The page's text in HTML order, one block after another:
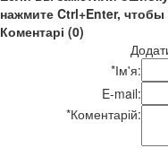
нажмите Ctrl+Enter,
Коментарі (0)
*Ім'я:
E-mail:
*Коментарій: